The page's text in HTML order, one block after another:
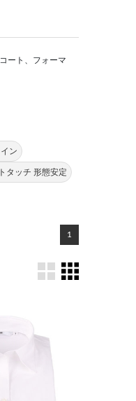
ート、フォーマ
ン
タッチ 形態安定
1